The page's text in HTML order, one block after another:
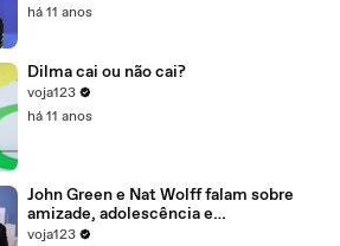
há 11 anos
Dilma cai ou não cai?
voja123
há 11 anos
John Green e Nat Wolff falam sobre
amizade, adolescência e
amadurecimento
voja123